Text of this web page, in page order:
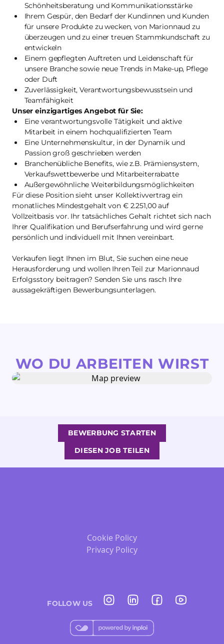
Schönheitsberatung und Kommunikationsstärke
Ihrem Gespür, den Bedarf der Kundinnen und Kunden
für unsere Produkte zu wecken, von Marionnaud zu
überzeugen und zu einer treuen Stammkundschaft zu
entwickeln
Einem gepflegten Auftreten und Leidenschaft für
unsere Branche sowie neue Trends in Make-up, Pflege
oder Duft
Zuverlässigkeit, Verantwortungsbewusstsein und
Teamfähigkeit
Unser einzigartiges Angebot für Sie:
Eine verantwortungsvolle Tätigkeit und aktive
Mitarbeit in einem hochqualifizierten Team
Eine Unternehmenskultur, in der Dynamik und
Passion groß geschrieben werden
Branchenübliche Benefits, wie z.B. Prämiensystem,
Verkaufswettbewerbe und Mitarbeiterrabatte
Außergewöhnliche Weiterbildungsmöglichkeiten
Für diese Position sieht unser Kollektivvertrag ein
monatliches Mindestgehalt von € 2.251,00 auf
Vollzeitbasis vor. Ihr tatsächliches Gehalt richtet sich nach
Ihrer Qualifikation und Berufserfahrung und wird gerne
persönlich und individuell mit Ihnen vereinbart.
Verkaufen liegt Ihnen im Blut, Sie suchen eine neue
Herausforderung und wollen Ihren Teil zur Marionnaud
Erfolgsstory beitragen? Senden Sie uns rasch Ihre
aussagekräftigen Bewerbungsunterlagen.
WO DU ARBEITEN WIRST
BEWERBUNG STARTEN
DIESEN JOB TEILEN
Cookie Policy
Privacy Policy
FOLLOW US